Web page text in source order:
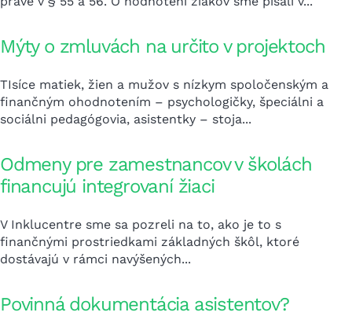
Mýty o zmluvách na určito v projektoch
TIsíce matiek, žien a mužov s nízkym spoločenským a
finančným ohodnotením – psychologičky, špeciálni a
sociálni pedagógovia, asistentky – stoja...
Odmeny pre zamestnancov v školách
financujú integrovaní žiaci
V Inklucentre sme sa pozreli na to, ako je to s
finančnými prostriedkami základných škôl, ktoré
dostávajú v rámci navýšených...
Povinná dokumentácia asistentov?